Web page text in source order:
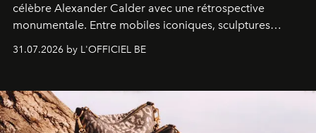
célèbre Alexander Calder avec une rétrospective
monumentale. Entre mobiles iconiques, sculptures
monumentales et poésie du mouvement, l'artiste
américain investit les espaces imaginés par Frank Gehry
sculpture.
31.07.2026 by L'OFFICIEL BE